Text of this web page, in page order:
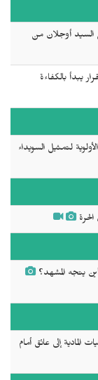
السيد أوجلان من
يبدأ بالكفاءة
لتمثيل السويداء
يتجه المشهد؟
إلى عائق أمام